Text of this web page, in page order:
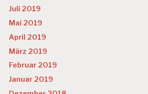
Juli 2019
Mai 2019
April 2019
März 2019
Februar 2019
Januar 2019